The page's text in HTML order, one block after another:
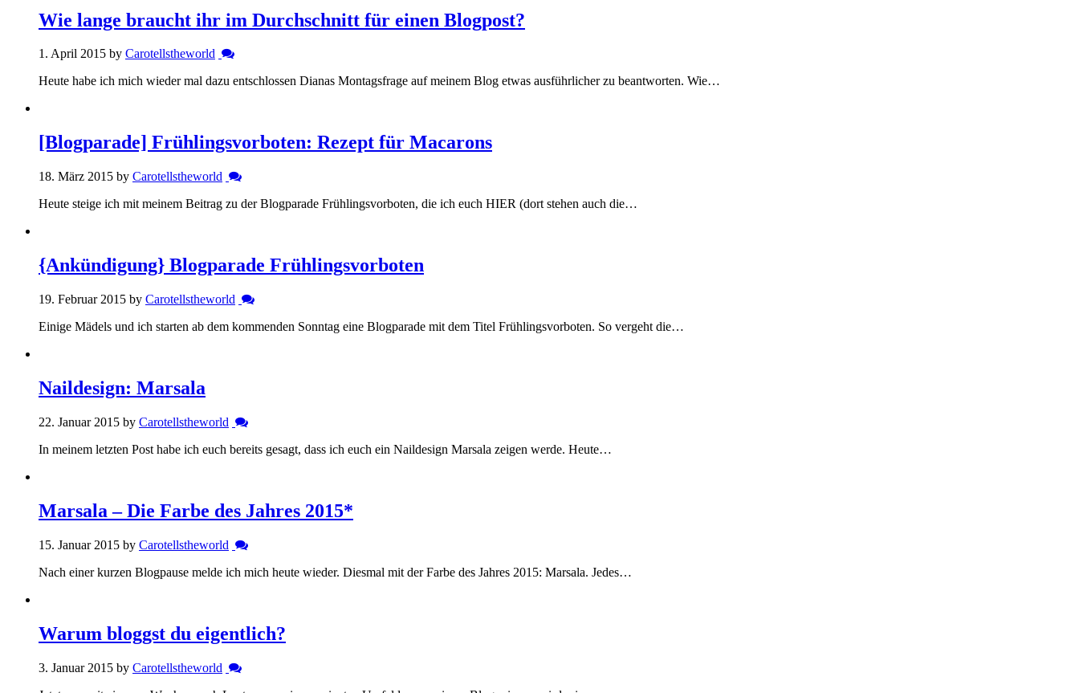
Wie lange braucht ihr im Durchschnitt für einen Blogpost?
1. April 2015 by Carotellstheworld
Heute habe ich mich wieder mal dazu entschlossen Dianas Montagsfrage auf meinem Blog etwas ausführlicher zu beantworten. Wie…
[Blogparade] Frühlingsvorboten: Rezept für Macarons
18. März 2015 by Carotellstheworld
Heute steige ich mit meinem Beitrag zu der Blogparade Frühlingsvorboten, die ich euch HIER (dort stehen auch die…
{Ankündigung} Blogparade Frühlingsvorboten
19. Februar 2015 by Carotellstheworld
Einige Mädels und ich starten ab dem kommenden Sonntag eine Blogparade mit dem Titel Frühlingsvorboten. So vergeht die…
Naildesign: Marsala
22. Januar 2015 by Carotellstheworld
In meinem letzten Post habe ich euch bereits gesagt, dass ich euch ein Naildesign Marsala zeigen werde. Heute…
Marsala – Die Farbe des Jahres 2015*
15. Januar 2015 by Carotellstheworld
Nach einer kurzen Blogpause melde ich mich heute wieder. Diesmal mit der Farbe des Jahres 2015: Marsala. Jedes…
Warum bloggst du eigentlich?
3. Januar 2015 by Carotellstheworld